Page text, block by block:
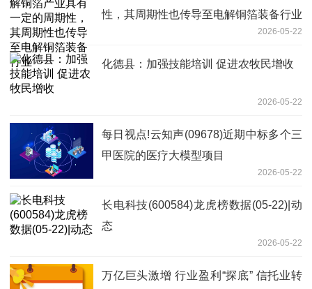
性，其周期性也传导至电解铜箔装备行业
2026-05-22
化德县：加强技能培训 促进农牧民增收
2026-05-22
每日视点!云知声(09678)近期中标多个三
甲医院的医疗大模型项目
2026-05-22
长电科技(600584)龙虎榜数据(05-22)|动
态
2026-05-22
万亿巨头激增 行业盈利“探底” 信托业转